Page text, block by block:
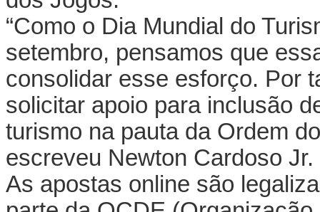
“Como o Dia Mundial do
setembro, pensamos que
consolidar esse esforço. Por
solicitar apoio para inclusão
turismo na pauta da Ordem
escreveu Newton Cardoso Jr.
As apostas online são